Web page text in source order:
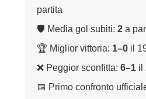
partita
🛡 Media gol subiti: 2 a
🏆 Miglior vittoria: 1–0 il
❌ Peggior sconfitta: 6–1 il
📅 Primo confronto